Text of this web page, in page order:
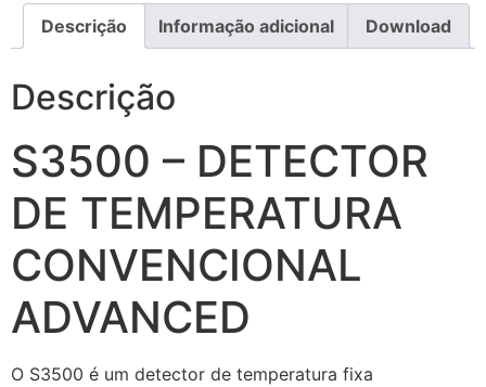
Descrição Informação adicional Download
Descrição
S3500 – DETECTOR
DE TEMPERATURA
CONVENCIONAL
ADVANCED
O S3500 é um detector de temperatura fixa